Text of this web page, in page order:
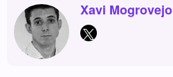
Xavi Mogrovejo